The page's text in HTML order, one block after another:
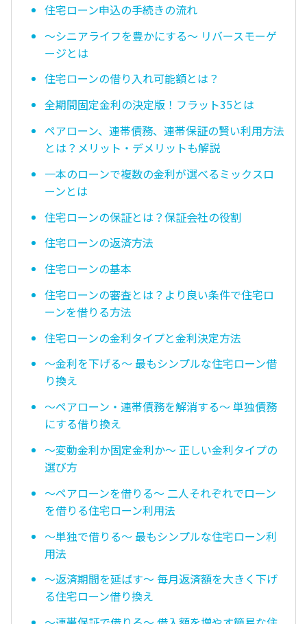
住宅ローン申込の手続きの流れ
〜シニアライフを豊かにする〜 リバースモーゲ
ージとは
住宅ローンの借り入れ可能額とは？
全期間固定金利の決定版！フラット35とは
ペアローン、連帯債務、連帯保証の賢い利用方法
とは？メリット・デメリットも解説
一本のローンで複数の金利が選べるミックスロ
ーンとは
住宅ローンの保証とは？保証会社の役割
住宅ローンの返済方法
住宅ローンの基本
住宅ローンの審査とは？より良い条件で住宅ロ
ーンを借りる方法
住宅ローンの金利タイプと金利決定方法
〜金利を下げる〜 最もシンプルな住宅ローン借
り換え
〜ペアローン・連帯債務を解消する〜 単独債務
にする借り換え
〜変動金利か固定金利か〜 正しい金利タイプの
選び方
〜ペアローンを借りる〜 二人それぞれでローン
を借りる住宅ローン利用法
〜単独で借りる〜 最もシンプルな住宅ローン利
用法
〜返済期間を延ばす〜 毎月返済額を大きく下げ
る住宅ローン借り換え